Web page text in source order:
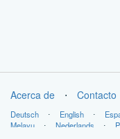
Acerca de ⋅ Contacto
Deutsch ⋅ English ⋅
Melayu
⋅ Nederlands ⋅